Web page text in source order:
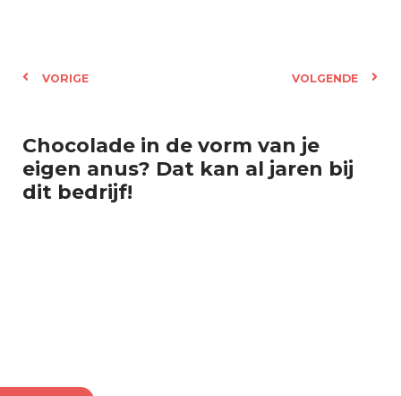
VORIGE VOLGENDE
Chocolade in de vorm van je
eigen anus? Dat kan al jaren bij
dit bedrijf!